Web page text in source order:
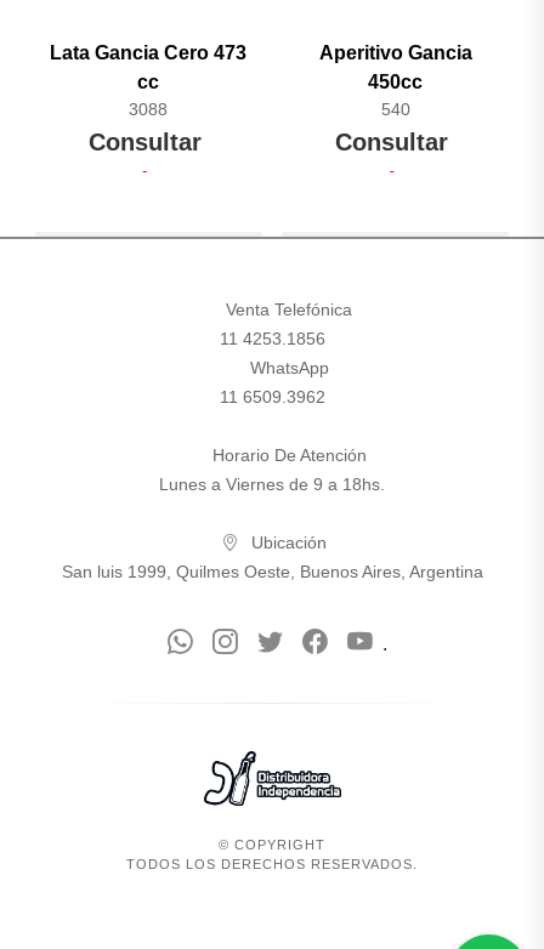
Lata Gancia Cero 473
cc
3088
Consultar
Aperitivo Gancia
450cc
540
Consultar
Venta Telefónica
11 4253.1856
WhatsApp
11 6509.3962
Horario De Atención
Lunes a Viernes de 9 a 18hs.
Ubicación
San luis 1999, Quilmes Oeste, Buenos Aires, Argentina
.
© COPYRIGHT
TODOS LOS DERECHOS RESERVADOS.